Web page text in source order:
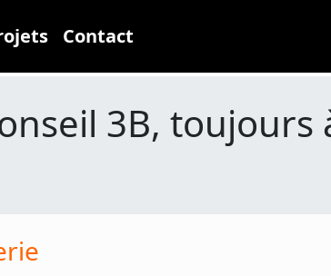
Contact
3B, toujours